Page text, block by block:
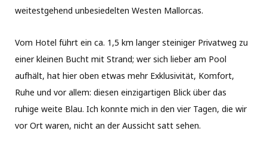
weitestgehend unbesiedelten Westen Mallorcas.
Vom Hotel führt ein ca. 1,5 km langer steiniger Privatweg zu
einer kleinen Bucht mit Strand; wer sich lieber am Pool
aufhält, hat hier oben etwas mehr Exklusivität, Komfort,
Ruhe und vor allem: diesen einzigartigen Blick über das
ruhige weite Blau. Ich konnte mich in den vier Tagen, die wir
vor Ort waren, nicht an der Aussicht satt sehen.